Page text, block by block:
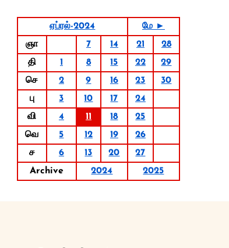
ஏப்ரல்-2024
மே ►
ஞா
7 14 21
28
தி
1 8 15 22
29
செ
2 9 16 23
30
பு
3 10 17
24
வி
4 11 18
25
வெ
5 12 19
26
ச
6 13 20
27
Archive
2024 2025